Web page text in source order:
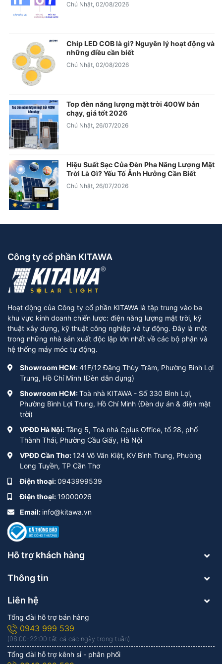
Chủ Nhật, 02/08/2026
Chip LED COB là gì? Nguyên lý hoạt động và
những điều cần biết
Chủ Nhật, 02/08/2026
Top đèn năng lượng mặt trời 400W bán
chạy, giá tốt 2026
Chủ Nhật, 26/07/2026
Hiệu Suất Sạc Của Đèn Pha Năng Lượng Mặt
Trời Là Gì? Yếu Tố Ảnh Hưởng Cần Biết
Chủ Nhật, 26/07/2026
Công ty cổ phần KITAWA
Hoạt động của Công ty cổ phần KITAWA là tập trung vào ba
khu vực kinh doanh chiến lược: điện năng lượng mặt trời, kỹ
thuật xây dựng, kỹ thuật công nghiệp và tự động. Đây là một
trong những nhà sản xuất độc lập lớn nhất về các bộ phận và
hệ thống máy móc tự động.
Showroom HCM:41F/12 Đặng Thùy Trâm, Phường Bình Lợi
Trung, Hồ Chí Minh (Đèn dân dụng)
Showroom HCM:Toà nhà KITAWA - Số 330 Bình Lợi,
Phường Bình Lợi Trung, Hồ Chí Minh (Đèn dự án & điện mặt
trời)
VPĐD Hà Nội:Tầng 5, Toà nhà Cplus Office, tổ 28, phố
Thành Thái, Phường Cầu Giấy, Hà Nội
VPĐD Cần Thơ:124 Võ Văn Kiệt, KV Bình Trung, Phường
Long Tuyền, TP Cần Thơ
Điện thoại:0943999539
Điện thoại:19000026
Email: info@kitawa.vn
Hỗ trợ khách hàng
Thông tin
Liên hệ
Tổng đài hỗ trợ bán hàng
0943 999 539
(08:00-22:00 tất cả các ngày trong tuần)
Tổng đài hỗ trợ kênh sỉ - phân phối